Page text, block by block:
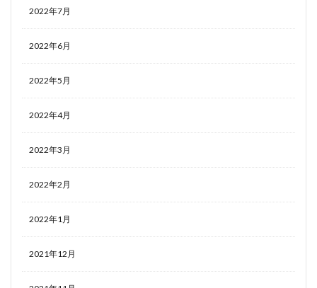
2022年7月
2022年6月
2022年5月
2022年4月
2022年3月
2022年2月
2022年1月
2021年12月